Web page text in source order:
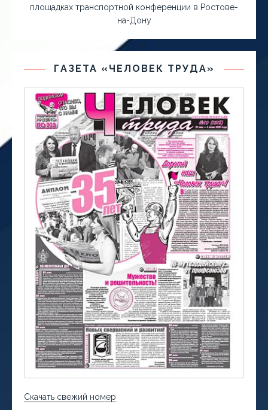
площадках транспортной конференции в Ростове-
на-Дону
ГАЗЕТА «ЧЕЛОВЕК ТРУДА»
Скачать свежий номер